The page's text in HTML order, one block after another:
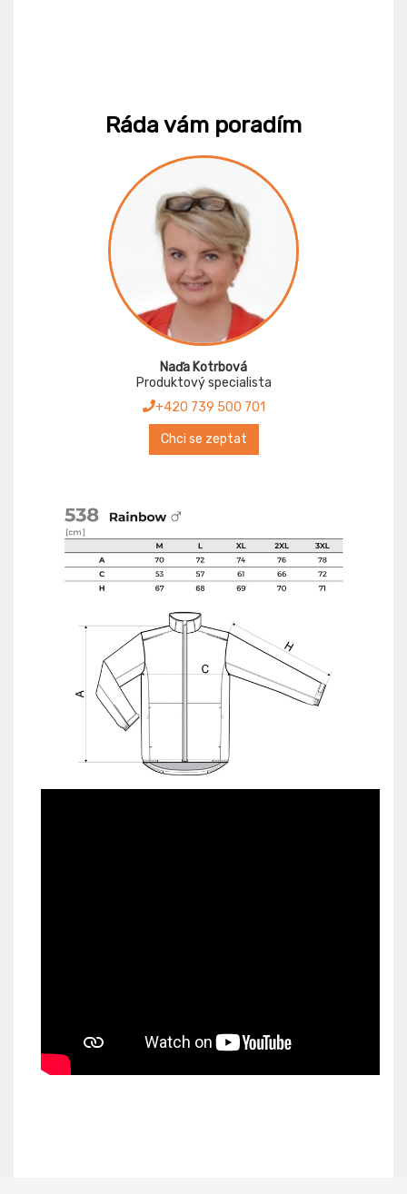
Ráda vám poradím
Naďa Kotrbová
Produktový specialista
+420 739 500 701
Chci se zeptat